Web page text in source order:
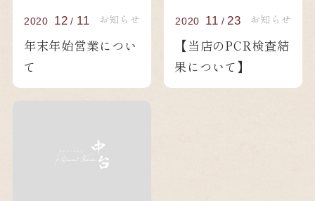
2020 12 / 11 お知らせ
年末年始営業につい
て
2020 11 / 23 お知らせ
【当店のPCR検査結
果について】